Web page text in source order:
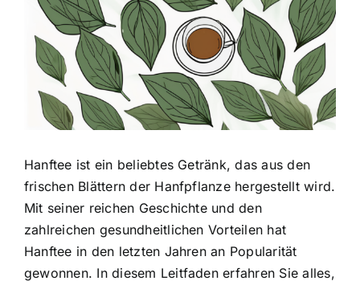
grösseres
Hanftee ist ein beliebtes Getränk, das aus den
frischen Blättern der Hanfpflanze hergestellt wird.
Mit seiner reichen Geschichte und den
zahlreichen gesundheitlichen Vorteilen hat
Hanftee in den letzten Jahren an Popularität
gewonnen. In diesem Leitfaden erfahren Sie alles,